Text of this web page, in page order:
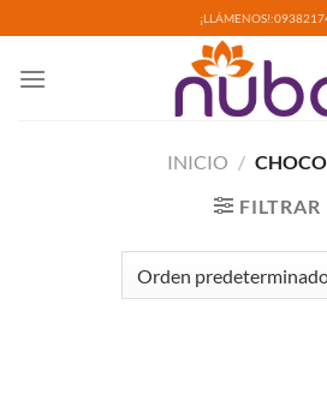
al
contenido
¡LLÁMENOS!:
INICIO /
FILTRAR